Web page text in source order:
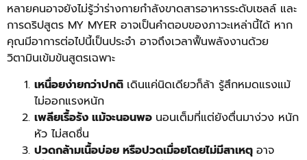
หลายคนอาจยังไม่รู้ว่าร่างกายกำลังขาดสารอาหารระดับเซลล์ และ
การดริปสูตร MY MYER อาจเป็นคำตอบของภาวะเหล่านี้ได้ หาก
คุณมีอาการต่อไปนี้เป็นประจำ อาจถึงเวลาฟื้นพลังงานด้วย
วิตามินเข้มข้นสูตรเฉพาะ
เหนื่อยง่ายกว่าปกติ เดินแค่นิดเดียวก็ล้า รู้สึกหมดแรงแม้
ไม่ออกแรงหนัก
เพลียเรื้อรัง แม้จะนอนพอ นอนเต็มที่แต่ยังตื่นมาง่วง หนัก
หัว ไม่สดชื่น
ปวดกล้ามเนื้อบ่อย หรือปวดเมื่อยโดยไม่มีสาเหตุ อาจ